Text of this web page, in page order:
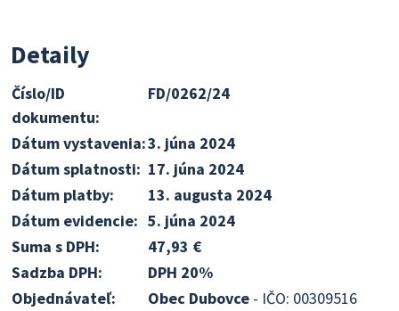
Detaily
Číslo/ID
dokumentu:
FD/0262/24
Dátum vystavenia:3. júna 2024
Dátum splatnosti: 17. júna 2024
Dátum platby:
13. augusta 2024
Dátum evidencie: 5. júna 2024
Suma s DPH:
47,93 €
Sadzba DPH:
DPH 20%
Objednávateľ:
Obec Dubovce - IČO: 00309516